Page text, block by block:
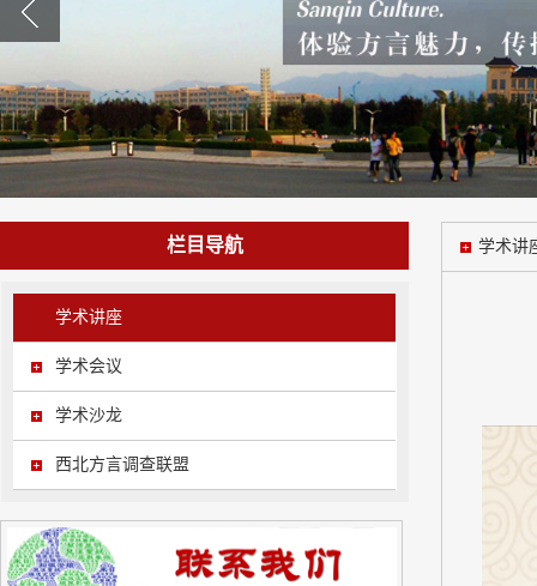
栏目导航
学术讲座
学术会议
学术沙龙
西北方言调查联盟
学术讲